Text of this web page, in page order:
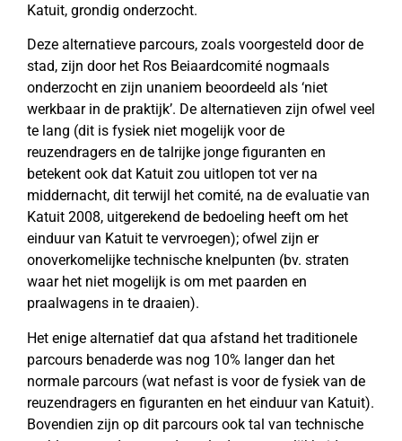
Katuit, grondig onderzocht.
Deze alternatieve parcours, zoals voorgesteld door de
stad, zijn door het Ros Beiaardcomité nogmaals
onderzocht en zijn unaniem beoordeeld als ‘niet
werkbaar in de praktijk’. De alternatieven zijn ofwel veel
te lang (dit is fysiek niet mogelijk voor de
reuzendragers en de talrijke jonge figuranten en
betekent ook dat Katuit zou uitlopen tot ver na
middernacht, dit terwijl het comité, na de evaluatie van
Katuit 2008, uitgerekend de bedoeling heeft om het
einduur van Katuit te vervroegen); ofwel zijn er
onoverkomelijke technische knelpunten (bv. straten
waar het niet mogelijk is om met paarden en
praalwagens in te draaien).
Het enige alternatief dat qua afstand het traditionele
parcours benaderde was nog 10% langer dan het
normale parcours (wat nefast is voor de fysiek van de
reuzendragers en figuranten en het einduur van Katuit).
Bovendien zijn op dit parcours ook tal van technische